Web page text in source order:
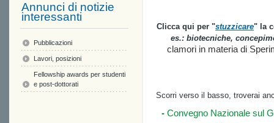
Clicca qui per "stuzzicare" la
es.: biotecniche,
clamori in materia di
Scorri verso il basso, troverai
-Convegno Nazionale sul
Annunci di notizie
interessanti
Pubblicazioni
Lavori, posizioni
Fellowship awards per studenti
e post-dottorati